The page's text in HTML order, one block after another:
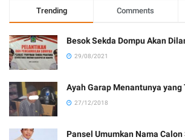
Trending Comments
Besok Sekda Dompu Akan
29/08/2021
Ayah Garap Menantunya yang
27/12/2018
Pansel Umumkan Nama Calon